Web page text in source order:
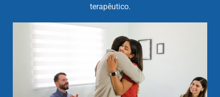
terapêutico.